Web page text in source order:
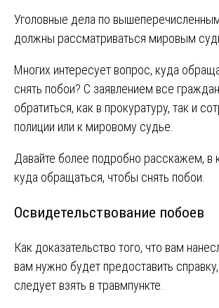
Уголовные дела по
должны рассматриваться мировым
Многих интересует вопрос, куда
снять побои? С заявлением все
обратиться, как в прокуратуру, так и
полиции или к мировому судье.
Давайте более подробно расскажем, в
куда обращаться, чтобы снять побои.
Освидетельствование побоев
Как доказательство того, что вам
вам нужно будет предоставить
следует взять в травмпункте.